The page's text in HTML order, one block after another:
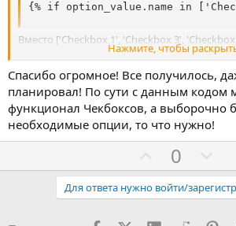
{% if option_value.name in
Вместо ['Checkbox 1', 'Checkbox 3',
Нажмите, чтобы
Спасибо огромное! Все получилось,
планировал! По сути с данным кодом
функционал Чекбоксов, а выборочно
необходимые опции, то что нужно!
а
0
р
о
Для ответа нужно войти/